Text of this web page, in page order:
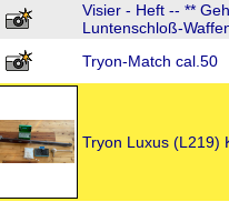
Visier - Heft -- **
Luntenschloß-
Tryon-Match cal.50
Tryon Luxus (L219)